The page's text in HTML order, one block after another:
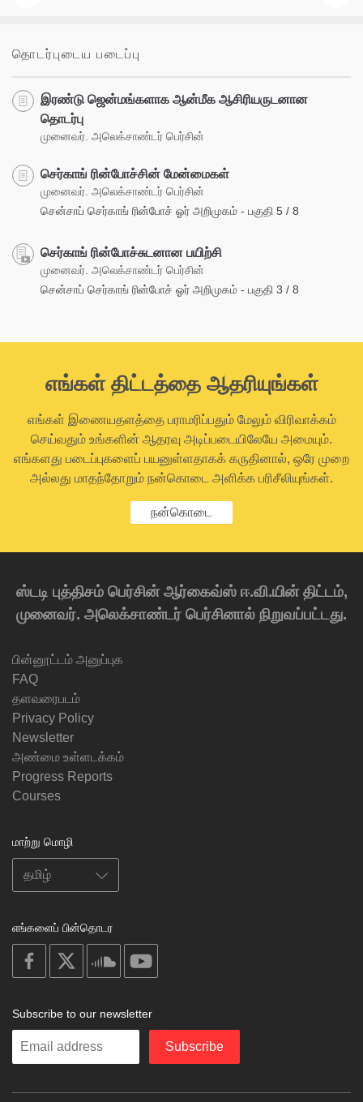
தொடர்புடைய படைப்பு
இரண்டு ஜென்மங்களாக ஆன்மீக ஆசிரியருடனான
தொடர்பு
முனைவர். அலெக்சாண்டர் பெர்சின்
செர்காங் ரின்போச்சின் மேன்மைகள்
முனைவர். அலெக்சாண்டர் பெர்சின்
சென்சாப் செர்காங் ரின்போச் ஓர் அறிமுகம் - பகுதி 5 / 8
செர்காங் ரின்போச்சுடனான பயிற்சி
முனைவர். அலெக்சாண்டர் பெர்சின்
சென்சாப் செர்காங் ரின்போச் ஓர் அறிமுகம் - பகுதி 3 / 8
எங்கள் திட்டத்தை ஆதரியுங்கள்
எங்கள் இணையதளத்தை பராமரிப்பதும் மேலும் விரிவாக்கம்
செய்வதும் உங்களின் ஆதரவு அடிப்படையிலேயே அமையும்.
எங்களது படைப்புகளைப் பயனுள்ளதாகக் கருதினால், ஒரே முறை
அல்லது மாதந்தோறும் நன்கொடை அளிக்க பரிசீலியுங்கள்.
நன்கொடை
ஸ்டடி புத்திசம் பெர்சின் ஆர்கைவ்ஸ் ஈ.வி.யின் திட்டம்,
முனைவர். அலெக்சாண்டர் பெர்சினால் நிறுவப்பட்டது.
பின்னூட்டம் அனுப்புக
FAQ
தளவரைபடம்
Privacy Policy
Newsletter
அண்மை உள்ளடக்கம்
Progress Reports
Courses
மாற்று மொழி
எங்களைப் பின்தொடர
on
facebook
soundcloud
Subscribe to our newsletter
Enter
Subscribe